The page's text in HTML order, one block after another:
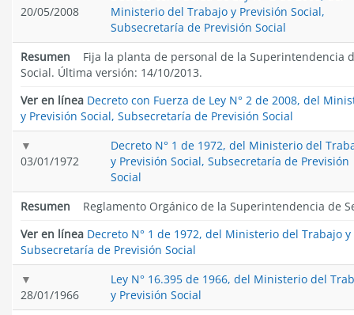
20/05/2008
Ministerio del Trabajo y Previsión Social,
Subsecretaría de Previsión Social
Resumen
Fija la planta de personal de la Superintendencia
Social. Última versión: 14/10/2013.
Ver en línea Decreto con Fuerza de Ley N° 2 de 2008, del
y Previsión Social, Subsecretaría de Previsión Social
03/01/1972
Decreto N° 1 de 1972, del Ministerio del
y Previsión Social, Subsecretaría de Previsión
Social
Resumen
Reglamento Orgánico de la Superintendencia de
Ver en línea Decreto N° 1 de 1972, del Ministerio del Trabajo y
Subsecretaría de Previsión Social
28/01/1966
Ley N° 16.395 de 1966, del Ministerio del
y Previsión Social